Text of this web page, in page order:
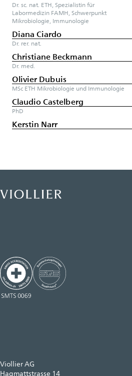
Dr. sc. nat. ETH, Spezialistin für
Labormedizin FAMH, Schwerpunkt
Mikrobiologie, Immunologie
Diana Ciardo
Dr. rer. nat.
Christiane Beckmann
Dr. med.
Olivier Dubuis
MSc ETH Mikrobiologie und Immunologie
Claudio Castelberg
PhD
Kerstin Narr
Viollier AG
Hagmattstrasse 14